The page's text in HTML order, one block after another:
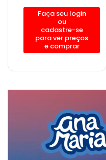
Faça seu login
ou
cadastre-se
para ver preços
e comprar